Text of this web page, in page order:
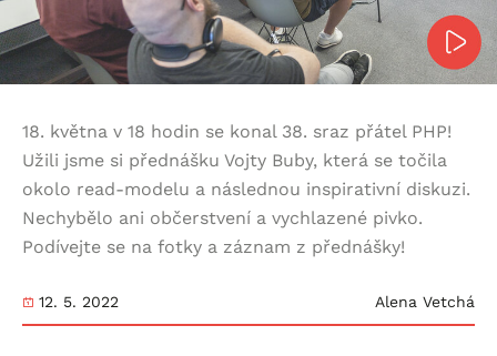
18. května v 18 hodin se konal 38. sraz přátel PHP!
Užili jsme si přednášku Vojty Buby, která se točila
okolo read-modelu a následnou inspirativní diskuzi.
Nechybělo ani občerstvení a vychlazené pivko.
Podívejte se na fotky a záznam z přednášky!
12. 5. 2022 Alena Vetchá